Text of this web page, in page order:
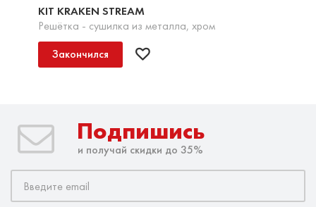
KIT KRAKEN STREAM
Решётка - сушилка из металла, хром
Закончился
Подпишись
и получай скидки до 35%